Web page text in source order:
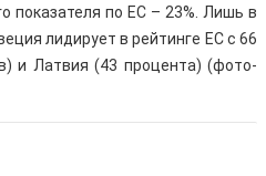
показателя по ЕС – 23%. Лишь в
лидирует в рейтинге ЕС с 66
и Латвия (43 процента) (фото-